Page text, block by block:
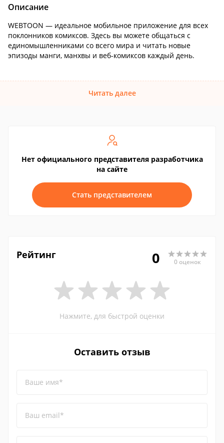
Описание
WEBTOON — идеальное мобильное приложение для всех
поклонников комиксов. Здесь вы можете общаться с
единомышленниками со всего мира и читать новые
эпизоды манги, манхвы и веб-комиксов каждый день.
Читать далее
Нет официального представителя разработчика
на сайте
Стать представителем
Рейтинг 0 0 оценок
Нажмите, для быстрой оценки
Оставить отзыв
Ваше имя*
Ваш email*